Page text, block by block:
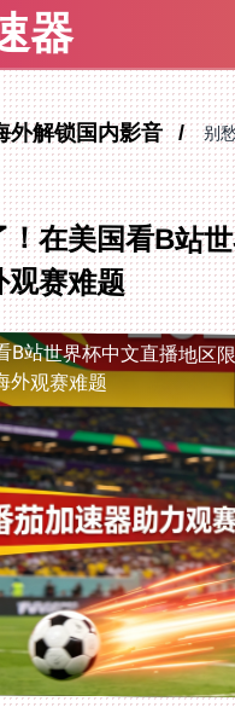
器
外解锁国内影音 别
！在美国看B站
观赛难题
B站世界杯中文直播地区
外观赛难题